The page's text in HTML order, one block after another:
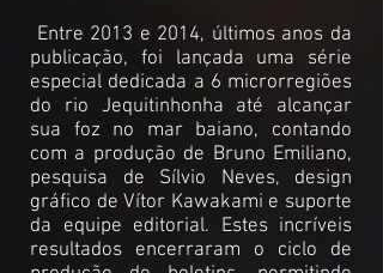
Entre 2013 e 2014, últimos anos da
publicação, foi lançada uma série
especial dedicada a 6 microrregiões
do rio Jequitinhonha até alcançar
sua foz no mar baiano, contando
com a produção de Bruno Emiliano,
pesquisa de Sílvio Neves, design
gráfico de Vítor Kawakami e suporte
da equipe editorial. Estes incríveis
resultados encerraram o ciclo de